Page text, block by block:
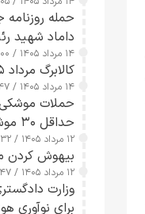
حمله
داماد شهید
۱۴ مرداد ۱۴۰۵ / ۰۸:۰۰
کالابرگ مرداد ۱۴۰۵ از فردا برای این کدهای ملی شارژ می‌شود
۱۴ مرداد ۱۴۰۵ / ۰۷:۴۷
حملات
حداقل ۳۰ موشک بالستیک+ ویدیو
۱۲ مرداد ۱۴۰۵ / ۱۹:۳۲
بیهوش کردن
۱۲ مرداد ۱۴۰۵ / ۱۸:۴۷
برای